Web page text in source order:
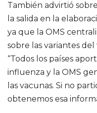
También advirtió
la salida en la
ya que la OMS
sobre las variantes
“Todos los países
influenza y la OMS
las vacunas. Si no
obtenemos esa